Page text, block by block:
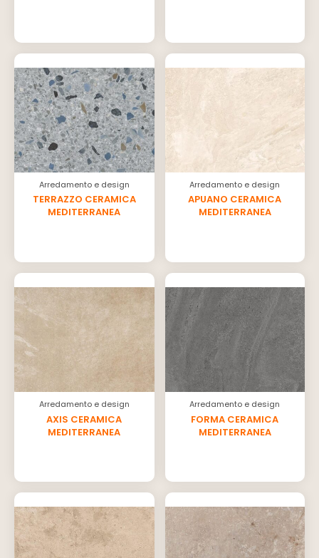
Arredamento e design
TERRAZZO CERAMICA
MEDITERRANEA
Arredamento e design
APUANO CERAMICA
MEDITERRANEA
Arredamento e design
AXIS CERAMICA
MEDITERRANEA
Arredamento e design
FORMA CERAMICA
MEDITERRANEA